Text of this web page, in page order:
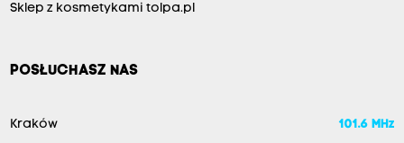
Sklep z kosmetykami tolpa.pl
POSŁUCHASZ NAS
Kraków 101.6 MHz